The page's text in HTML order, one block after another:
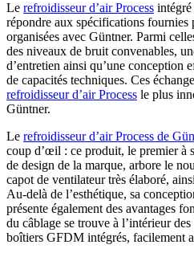
Le refroidisseur d’air Process
répondre aux spécifications fournies
organisées avec Güntner. Parmi
des niveaux de bruit convenables,
d’entretien ainsi qu’une conception
de capacités techniques. Ces
refroidisseur d’air Process le plus
Güntner.
Le refroidisseur d’air Process de
coup d’œil : ce produit, le premier à
de design de la marque, arbore le
capot de ventilateur très élaboré,
Au-delà de l’esthétique, sa
présente également des avantages
du câblage se trouve à l’intérieur
boîtiers GFDM intégrés, facilement